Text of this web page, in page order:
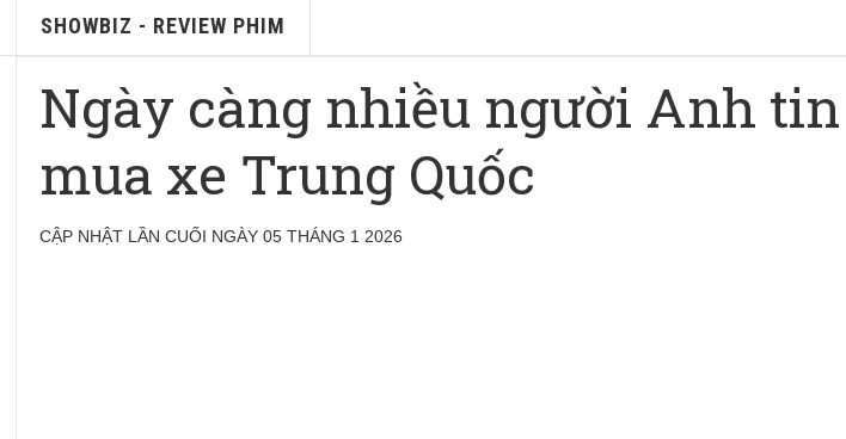
SHOWBIZ - REVIEW PHIM
Ngày càng nhiều người Anh
mua xe Trung Quốc
CẬP NHẬT LẦN CUỐI NGÀY 05 THÁNG 1 2026